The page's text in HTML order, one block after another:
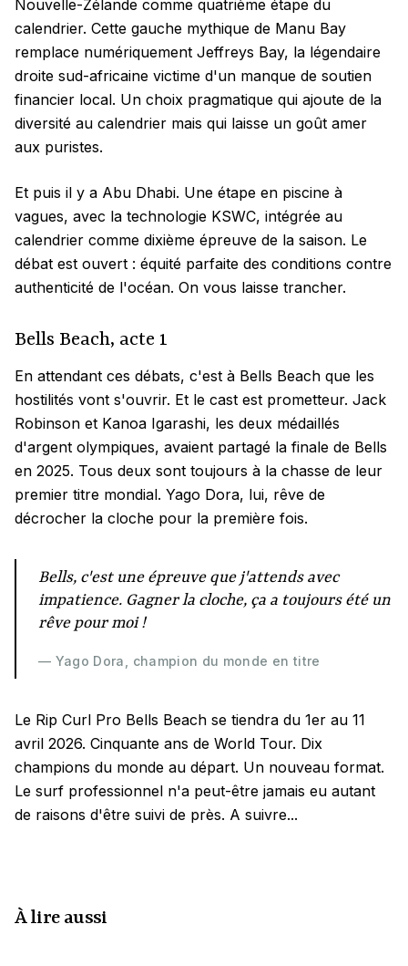
Nouvelle-Zélande comme quatrième étape du
calendrier. Cette gauche mythique de Manu Bay
remplace numériquement Jeffreys Bay, la légendaire
droite sud-africaine victime d'un manque de soutien
financier local. Un choix pragmatique qui ajoute de la
diversité au calendrier mais qui laisse un goût amer
aux puristes.
Et puis il y a Abu Dhabi. Une étape en piscine à
vagues, avec la technologie KSWC, intégrée au
calendrier comme dixième épreuve de la saison. Le
débat est ouvert : équité parfaite des conditions contre
authenticité de l'océan. On vous laisse trancher.
Bells Beach, acte 1
En attendant ces débats, c'est à Bells Beach que les
hostilités vont s'ouvrir. Et le cast est prometteur. Jack
Robinson et Kanoa Igarashi, les deux médaillés
d'argent olympiques, avaient partagé la finale de Bells
en 2025. Tous deux sont toujours à la chasse de leur
premier titre mondial. Yago Dora, lui, rêve de
décrocher la cloche pour la première fois.
Bells, c'est une épreuve que j'attends avec
impatience. Gagner la cloche, ça a toujours été un
rêve pour moi !
— Yago Dora, champion du monde en titre
Le Rip Curl Pro Bells Beach se tiendra du 1er au 11
avril 2026. Cinquante ans de World Tour. Dix
champions du monde au départ. Un nouveau format.
Le surf professionnel n'a peut-être jamais eu autant
de raisons d'être suivi de près. A suivre...
À lire aussi